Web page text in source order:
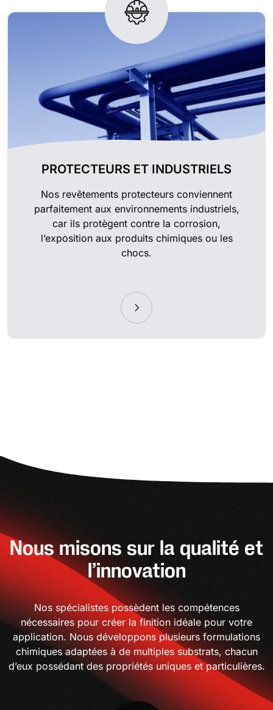
PROTECTEURS ET INDUSTRIELS
Nos revêtements protecteurs conviennent
parfaitement aux environnements industriels,
car ils protègent contre la corrosion,
l’exposition aux produits chimiques ou les
chocs.
Nous misons sur la qualité et
l’innovation
Nos spécialistes possèdent les compétences
nécessaires pour créer la finition idéale pour votre
application. Nous développons plusieurs formulations
chimiques adaptées à de multiples substrats, chacun
d’eux possédant des propriétés uniques et particulières.